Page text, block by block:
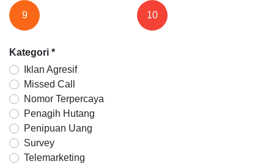
9 10
Kategori *
Iklan Agresif
Missed Call
Nomor Terpercaya
Penagih Hutang
Penipuan Uang
Survey
Telemarketing